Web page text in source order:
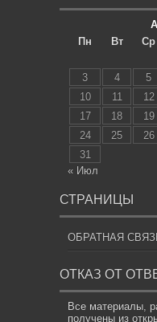
Пн
Вт Ср
3
4 5
10
11 12
17
18 19
24
25 26
31
« Июл
СТРАНИЦЫ
ОБРАТНАЯ
ОТКАЗ ОТ
Все материалы,
получены из